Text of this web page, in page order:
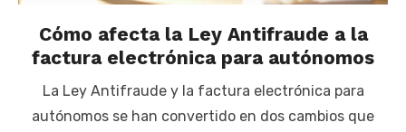
Cómo afecta la Ley Antifraude a la
factura electrónica para autónomos
La Ley Antifraude y la factura electrónica para
autónomos se han convertido en dos cambios que